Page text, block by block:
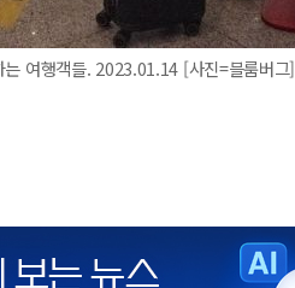
여행객들. 2023.01.14 [사진=블룸버그]